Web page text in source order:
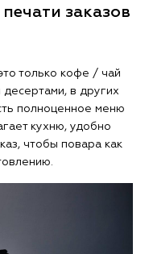
заказов
только кофе / чай
в других
полноценное меню
кухню, удобно
чтобы повара как